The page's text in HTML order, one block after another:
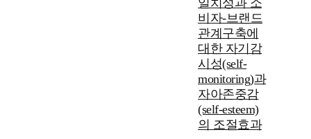
일치성과 소
비자-브랜드
관계구축에
대한 자기감
시성(self-
monitoring)과
자아존중감
(self-esteem)
의 조절효과